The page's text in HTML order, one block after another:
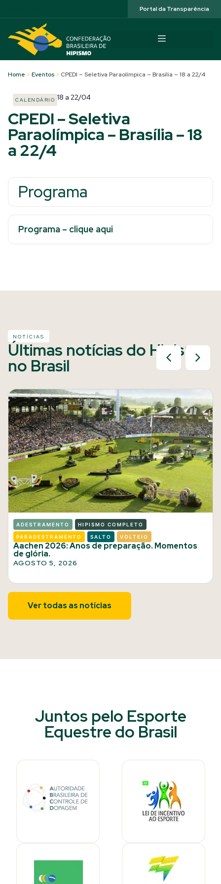
Portal da Transparência
Home > Eventos > CPEDI – Seletiva Paraolímpica – Brasília – 18 a 22/4
CALENDÁRIO 18 a 22/04
CPEDI – Seletiva
Paraolímpica – Brasília – 18
a 22/4
Programa
Programa – clique aqui
NOTÍCIAS
Últimas notícias do Hipismo
no Brasil
ADESTRAMENTO HIPISMO COMPLETO
PARADESTRAMENTO SALTO VOLTEIO
Aachen 2026: Anos de preparação. Momentos
de glória.
AGOSTO 5, 2026
Ver todas as notícias
Juntos pelo Esporte
Equestre do Brasil​